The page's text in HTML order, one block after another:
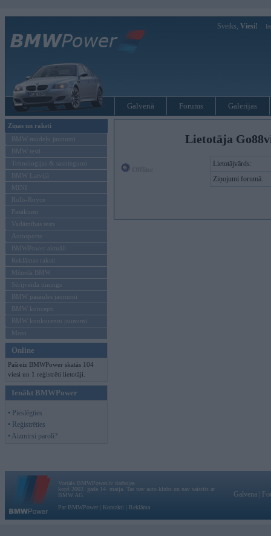
Sveiks, Viesi!
Galvenā Forums Galerijas
Ziņas un raksti
BMW modeļu jaunumi
BMW testi
Tehnoloģijas & sasniegumi
BMW Latvijā
MINI
Rolls-Royce
Pasākumi
Vadāmības tests
Autosports
BMWPower aktuāli
Reklāmas raksti
Mēneša BMW
Sērijveida tūnings
BMW pasaules jaunumi
BMW koncepti
BMW konkurentu jaunumi
Moto
Online
Pašreiz BMWPower skatās 104
viesi un 1 reģistrēti lietotāji.
Ienākt BMWPower
• Pieslēgties
• Reģistrēties
• Aizmirsi paroli?
Lietotāja
Lietotājvārds:
Ziņojumi forumā:
Vortāls BMWPower.lv darbojas
kopš 2002. gada 14. maija. Tas nav auto klubs un nav saistīts ar
BMW AG.
Par BMWPower
Kontakti Reklāma
Galvena